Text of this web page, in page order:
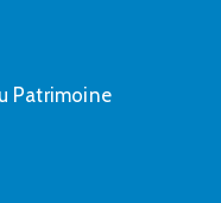
Patrimoine